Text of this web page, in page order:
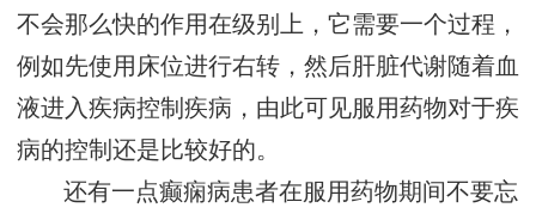
不会那么快的作用在级别上，它需要一个过程，
例如先使用床位进行右转，然后肝脏代谢随着血
液进入疾病控制疾病，由此可见服用药物对于疾
病的控制还是比较好的。
还有一点癫痫病患者在服用药物期间不要忘